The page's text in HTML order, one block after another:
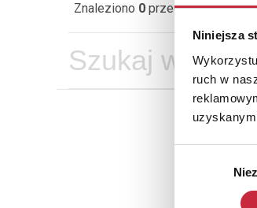
Niniejsza
ruch w
Znaleziono 0 przedmiotów